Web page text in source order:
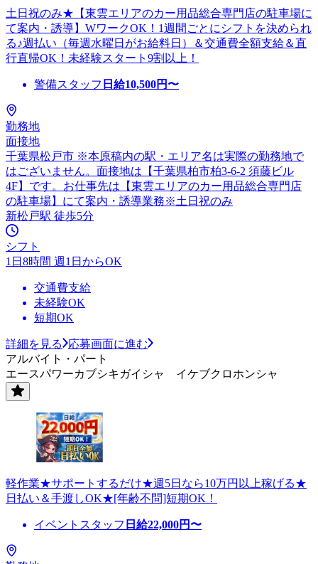
土日祝のみ★【東雲エリアのカー用品総合専門店の駐車場に
て案内・誘導】WワークOK！1週間ごとにシフトを決められ
る♪週払い（毎週水曜日がお給料日）＆交通費全額支給＆直
行直帰OK！未経験スタート9割以上！
警備スタッフ 日給10,500円〜
勤務地
面接地
千葉県松戸市 ※本原稿内の駅・エリア名は実際の勤務地で
はございません。面接地は【千葉県柏市柏3-6-2 須藤ビル
4F】です。お仕事先は【東雲エリアのカー用品総合専門店
の駐車場】にて案内・誘導業務※土日祝のみ
新松戸駅 徒歩5分
シフト
1日8時間 週1日からOK
交通費支給
未経験OK
短期OK
詳細を見る
応募画面に進む
アルバイト・パート
エースパワーカブシキガイシャ イケブクロホンシャ
軽作業★サポートするだけ★週5日なら10万円以上稼げる★
日払い＆手渡しOK★[年齢不問]短期OK！
イベントスタッフ 日給22,000円〜